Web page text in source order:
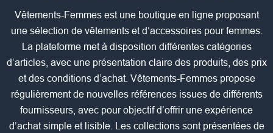
Vêtements-Femmes est une boutique en ligne proposant
une sélection de vêtements et d’accessoires pour femmes.
La plateforme met à disposition différentes catégories
d’articles, avec une présentation claire des produits, des prix
et des conditions d’achat. Vêtements-Femmes propose
régulièrement de nouvelles références issues de différents
fournisseurs, avec pour objectif d’offrir une expérience
d’achat simple et lisible. Les collections sont présentées de